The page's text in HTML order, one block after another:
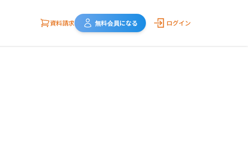
資料請求 無料会員になる ログイン